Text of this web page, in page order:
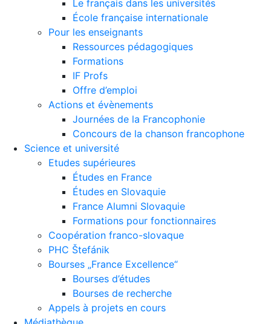
Le français dans les universités
École française internationale
Pour les enseignants
Ressources pédagogiques
Formations
IF Profs
Offre d’emploi
Actions et évènements
Journées de la Francophonie
Concours de la chanson francophone
Science et université
Etudes supérieures
Études en France
Études en Slovaquie
France Alumni Slovaquie
Formations pour fonctionnaires
Coopération franco-slovaque
PHC Štefánik
Bourses „France Excellence“
Bourses d’études
Bourses de recherche
Appels à projets en cours